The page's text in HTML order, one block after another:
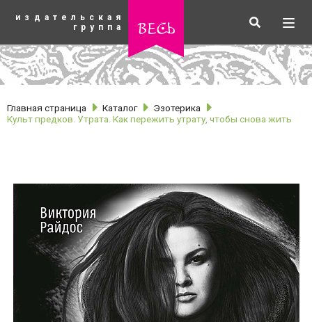
основному
издательская
группа
весь Искать
рубрики
Главная страница Каталог
Эзотерика
Культ предков. Утрата. Как пережить утрату, чтобы снова жить